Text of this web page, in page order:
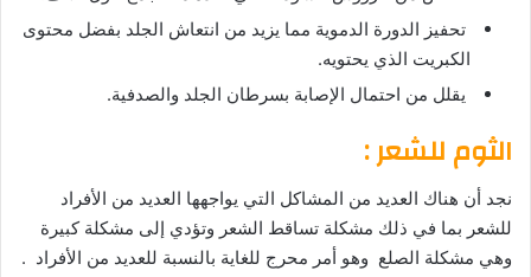
تحفيز الدورة الدموية مما يزيد من انتعاش الجلد بفضل محتوى
الكبريت الذي يحتويه.
يقلل من احتمال الإصابة بسرطان الجلد والصدفية.
الثوم للشعر :
نجد أن هناك العديد من المشاكل التي يواجهها العديد من الأفراد
للشعر بما في ذلك مشكلة تساقط الشعر وتؤدي إلى مشكلة كبيرة
وهي مشكلة الصلع وهو أمر محرج للغاية بالنسبة للعديد من الأفراد .